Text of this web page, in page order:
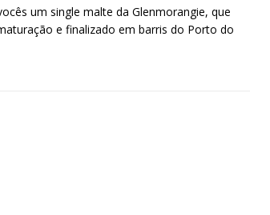
um single malte da Glenmorangie, que
e finalizado em barris do Porto do